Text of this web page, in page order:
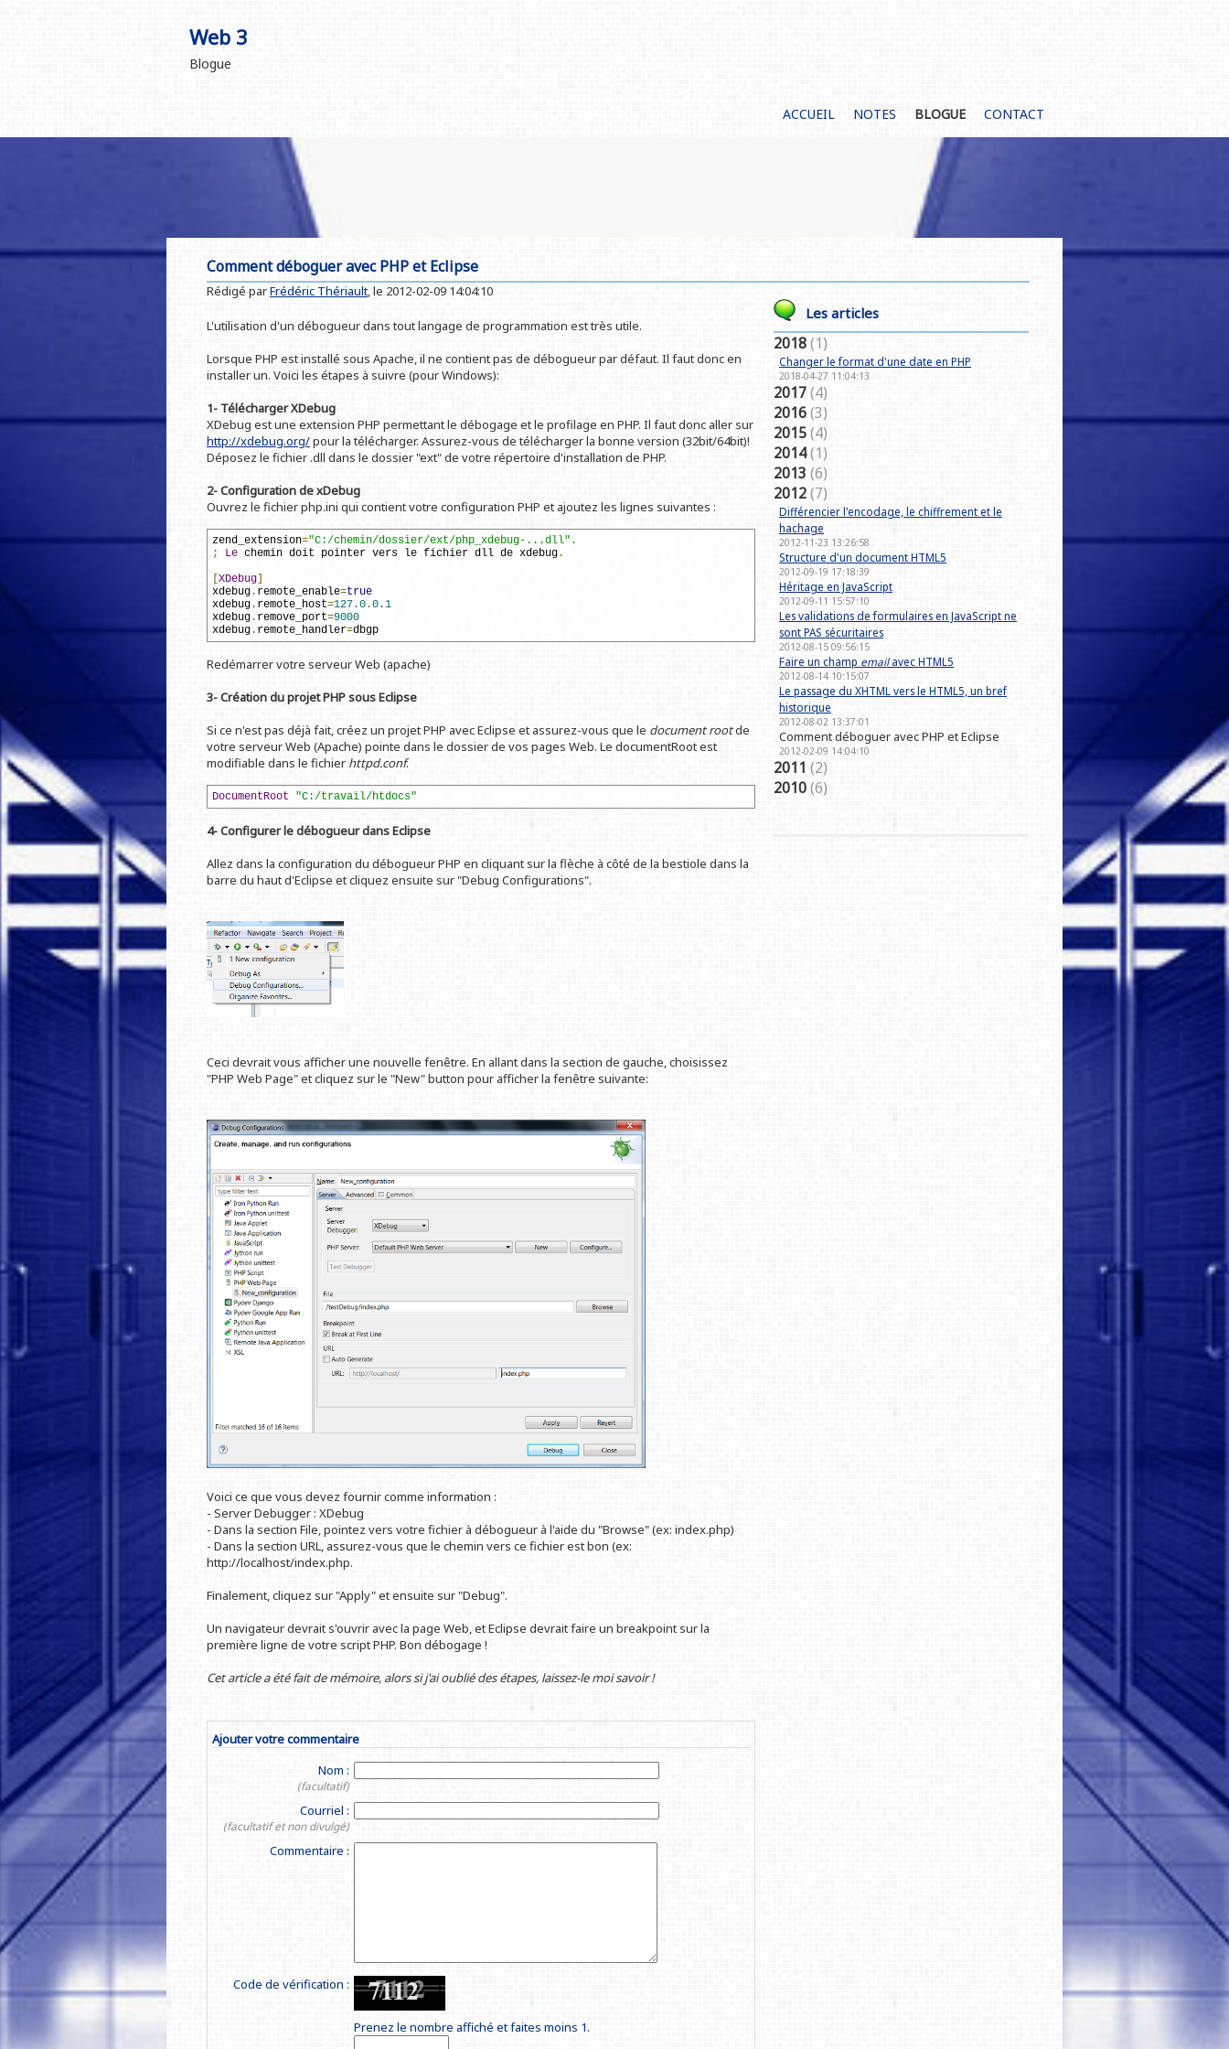
Web 3
Blogue
ACCUEIL NOTES BLOGUE CONTACT
Comment déboguer avec PHP et Eclipse
Rédigé parFrédéric Thériault, le 2012-02-09 14:04:10
L'utilisation d'un débogueur dans tout langage de programmation est très utile.
Lorsque PHP est installé sous Apache, il ne contient pas de débogueur par défaut. Il faut donc en
installer un. Voici les étapes à suivre (pour Windows):
1- Télécharger XDebug
XDebug est une extension PHP permettant le débogage et le profilage en PHP. Il faut donc aller sur
http://xdebug.org/pour la télécharger. Assurez-vous de télécharger la bonne version (32bit/64bit)!
Déposez le fichier .dll dans le dossier "ext" de votre répertoire d'installation de PHP.
2- Configuration de xDebug
Ouvrez le fichier php.ini qui contient votre configuration PHP et ajoutez les lignes suivantes :
zend_extension="C:/chemin/dossier/ext/php_xdebug-...dll" .
;
Le chemin doit pointer vers le fichier dll de xdebug.
XDebug
xdebug. remote_enable=true
xdebug. remote_host=127.0.0.1
xdebug. remove_port=9000
xdebug. remote_handler=dbgp
Redémarrer votre serveur Web (apache)
3- Création du projet PHP sous Eclipse
Si ce n'est pas déjà fait, créez un projet PHP avec Eclipse et assurez-vous que le document rootde
votre serveur Web (Apache) pointe dans le dossier de vos pages Web. Le documentRoot est
modifiable dans le fichier httpd.conf.
DocumentRoot "C:/travail/htdocs"
4- Configurer le débogueur dans Eclipse
Allez dans la configuration du débogueur PHP en cliquant sur la flèche à côté de la bestiole dans la
barre du haut d'Eclipse et cliquez ensuite sur "Debug Configurations".
Ceci devrait vous afficher une nouvelle fenêtre. En allant dans la section de gauche, choisissez
"PHP Web Page" et cliquez sur le "New" button pour afficher la fenêtre suivante:
Voici ce que vous devez fournir comme information :
- Server Debugger : XDebug
- Dans la section File, pointez vers votre fichier à débogueur à l'aide du "Browse" (ex: index.php)
- Dans la section URL, assurez-vous que le chemin vers ce fichier est bon (ex:
http://localhost/index.php.
Finalement, cliquez sur "Apply" et ensuite sur "Debug".
Un navigateur devrait s'ouvrir avec la page Web, et Eclipse devrait faire un breakpoint sur la
première ligne de votre script PHP. Bon débogage !
Cet article a été fait de mémoire, alors si j'ai oublié des étapes, laissez-le moi savoir !
Ajouter votre commentaire
Nom :
(facultatif)
Courriel :
(facultatif et non divulgé)
Commentaire :
Code de vérification :
Prenez le nombre affiché et faites moins 1.
Les articles
2018(1)
Changer le format d'une date en PHP
2018-04-27 11:04:13
2017(4)
2016(3)
2015(4)
2014(1)
2013 (6)
2012(7)
Différencier l'encodage, le chiffrement et le
hachage
2012-11-23 13:26:58
Structure d'un document HTML5
2012-09-19 17:18:39
Héritage en JavaScript
2012-09-11 15:57:10
Les validations de formulaires en JavaScript ne
sont PAS sécuritaires
2012-08-15 09:56:15
Faire un champ emailavec HTML5
2012-08-14 10:15:07
Le passage du XHTML vers le HTML5, un bref
historique
2012-08-02 13:37:01
Comment déboguer avec PHP et Eclipse
2012-02-09 14:04:10
2011 (2)
2010(6)